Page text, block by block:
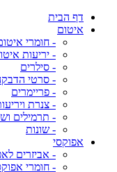
דף הבית
איטום
- חומרי
- יריעות
- סילרים
- סרטי
- פריימרים
- צנרת
- תרמילים
- שונות
אפוקסי
- אביזרים
- חומרי